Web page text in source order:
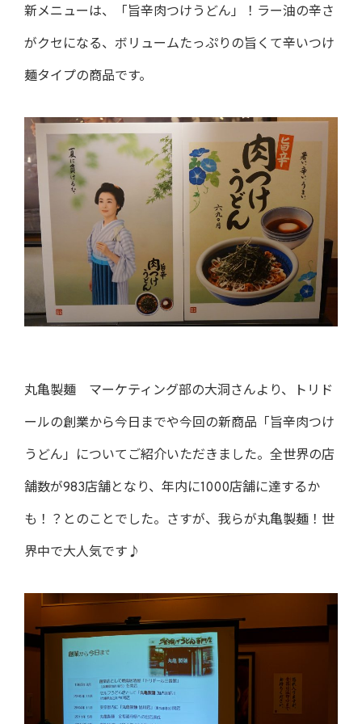
新メニューは、「旨辛肉つけうどん」！ラー油の辛さ
がクセになる、ボリュームたっぷりの旨くて辛いつけ
麺タイプの商品です。
丸亀製麺 マーケティング部の大洞さんより、トリド
ールの創業から今日までや今回の新商品「旨辛肉つけ
うどん」についてご紹介いただきました。全世界の店
舗数が983店舗となり、年内に1000店舗に達するか
も！？とのことでした。さすが、我らが丸亀製麺！世
界中で大人気です♪